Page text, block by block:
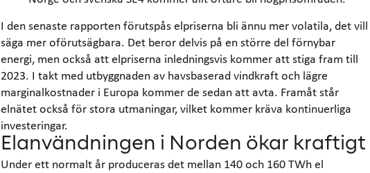
I den senaste rapporten förutspås elpriserna bli ännu mer volatila, det vill
säga mer oförutsägbara. Det beror delvis på en större del förnybar
energi, men också att elpriserna inledningsvis kommer att stiga fram till
2023. I takt med utbyggnaden av havsbaserad vindkraft och lägre
marginalkostnader i Europa kommer de sedan att avta. Framåt står
elnätet också för stora utmaningar, vilket kommer kräva kontinuerliga
investeringar.
Elanvändningen i Norden ökar kraftigt
Under ett normalt år produceras det mellan 140 och 160 TWh el